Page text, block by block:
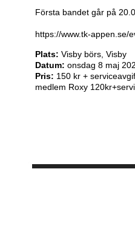
Första bandet går på
https://www.tk-appen.se/
Plats: Visby börs, Visby
Datum: onsdag 8 maj
Pris: 150 kr +
medlem Roxy